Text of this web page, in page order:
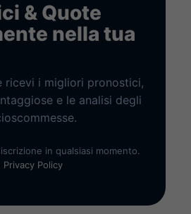
& Quote
nella tua
ricevi i migliori pronostici,
e le analisi degli
in qualsiasi momento.
Privacy Policy